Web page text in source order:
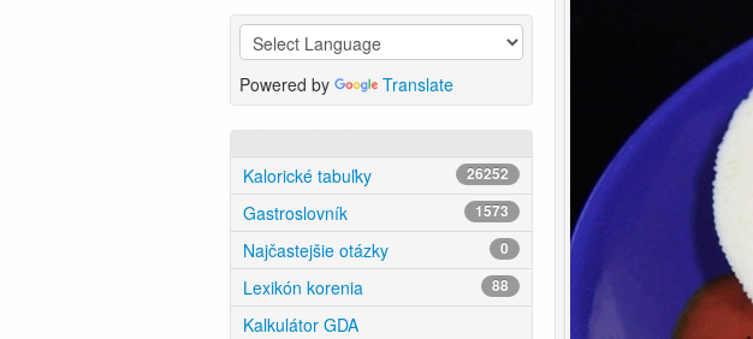
Powered by Translate
Kalorické tabuľky 26252
Gastroslovník 1573
Najčastejšie otázky 0
Lexikón korenia 88
Kalkulátor GDA